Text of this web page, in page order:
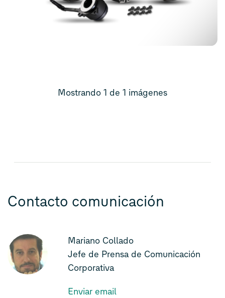
Mostrando 1 de 1 imágenes
Contacto comunicación
Mariano Collado
Jefe de Prensa de Comunicación
Corporativa
Enviar email